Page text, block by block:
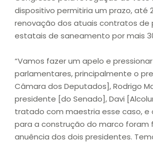
dispositivo permitiria um prazo, até
renovação dos atuais contratos de
estatais de saneamento por mais
“Vamos fazer um apelo e
parlamentares, principalmente o
Câmara dos Deputados], Rodrigo
presidente [do Senado], Davi
tratado com maestria esse caso, e
para a construção do marco foram
anuência dos dois presidentes.